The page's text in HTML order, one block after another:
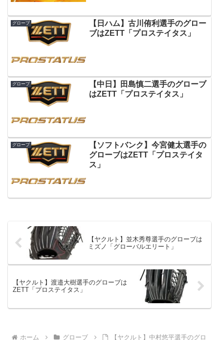
グローブ
【日ハム】古川侑利選手のグロー
ブはZETT「プロステイタス」
グローブ
【中日】田島慎二選手のグローブ
はZETT「プロステイタス」
グローブ
【ソフトバンク】今宮健太選手の
グローブはZETT「プロステイタ
ス」
【ヤクルト】並木秀尊選手のグローブは
ミズノ「グローバルエリート」
【ヤクルト】渡邉大樹選手のグローブは
ZETT「プロステイタス」
ホーム グローブ 【ヤクルト】中村悠平選手のグロ